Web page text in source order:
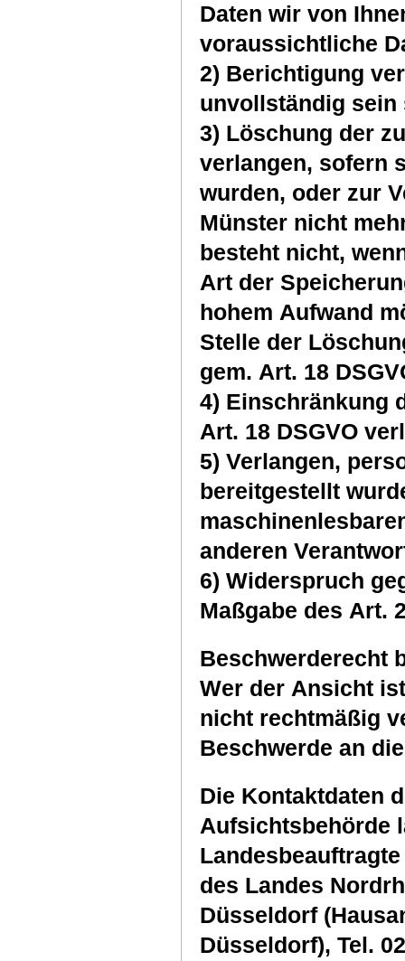
Daten wir von
voraussichtliche
2) Berichtigung
unvollständig
3) Löschung der
verlangen, sofern
wurden, oder zur
Münster nicht
besteht nicht,
Art der
hohem Aufwand
Stelle der
gem. Art. 18
4) Einschränkung
Art. 18 DSGVO
5) Verlangen,
bereitgestellt
anderen
6) Widerspruch
Maßgabe des Art.
Beschwerderecht
Wer der Ansicht
nicht rechtmäßig
Beschwerde an
Die Kontaktdaten
Aufsichtsbehörde
des Landes
Düsseldorf
Düsseldorf), Tel.